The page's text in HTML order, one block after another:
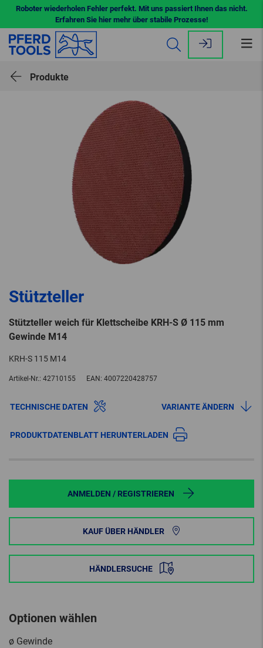
Roboter wiederholen Fehler perfekt. Mit uns passiert Ihnen das nicht.
Erfahren Sie hier mehr über stabile Prozesse!
Produkte
Stützteller
Stützteller weich für Klettscheibe KRH-S Ø 115 mm
Gewinde M14
KRH-S 115 M14
Artikel-Nr.: 42710155 EAN: 4007220428757
TECHNISCHE DATEN VARIANTE ÄNDERN
PRODUKTDATENBLATT HERUNTERLADEN
ANMELDEN / REGISTRIEREN
KAUF ÜBER HÄNDLER
HÄNDLERSUCHE
Optionen wählen
ø Gewinde